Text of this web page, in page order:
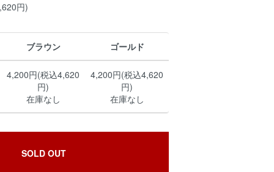
円)
ブラウン ゴールド
4,200円(税込4,620
円)
在庫なし
4,200円(税込4,620
円)
在庫なし
SOLD OUT